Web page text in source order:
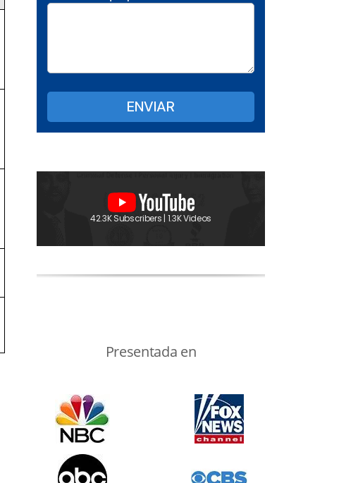
42.3K Subscribers | 1.3K Videos
Presentada en